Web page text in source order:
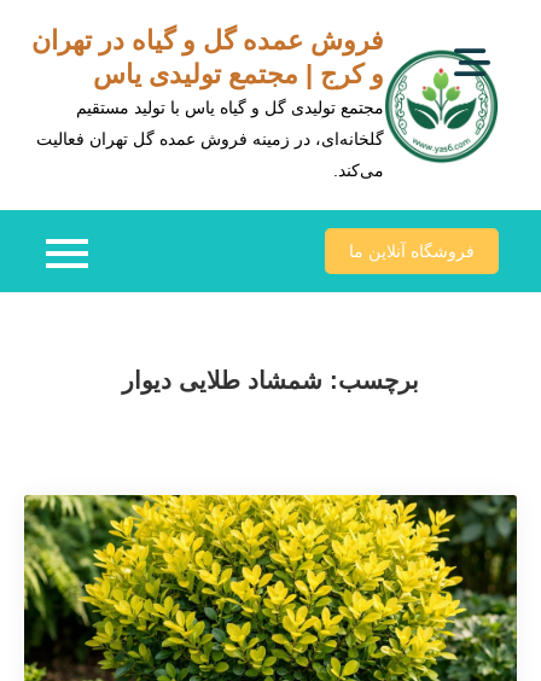
content
فروش عمده گل و گیاه در تهران
و کرج | مجتمع تولیدی یاس
مجتمع تولیدی گل و گیاه یاس با تولید مستقیم
گلخانه‌ای، در زمینه فروش عمده گل تهران فعالیت
می‌کند.
فروشگاه آنلاین ما
برچسب: شمشاد طلایی دیوار